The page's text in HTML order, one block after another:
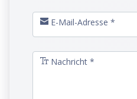
E-Mail-Adresse *
Nachricht *